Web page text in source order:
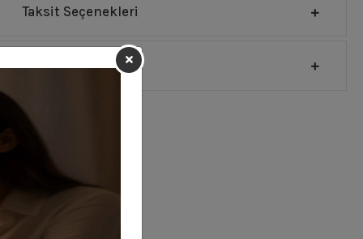
Taksit Seçenekleri
Sipariş Ve Teslimat